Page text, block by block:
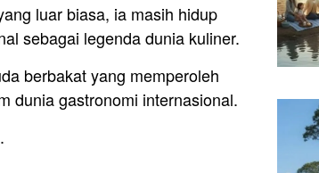
luar biasa, ia masih hidup
sebagai legenda dunia kuliner.
berbakat yang memperoleh
dunia gastronomi internasional.